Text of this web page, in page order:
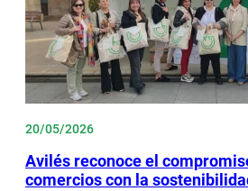
20/05/2026
Avilés reconoce el
comercios con la